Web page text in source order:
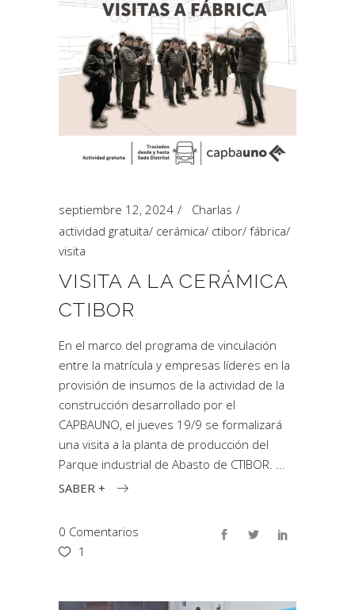
septiembre 12, 2024
Charlas
actividad gratuita/ cerámica/ ctibor/ fábrica/
visita
VISITA A LA CERÁMICA
CTIBOR
En el marco del programa de vinculación
entre la matrícula y empresas líderes en la
provisión de insumos de la actividad de la
construcción desarrollado por el
CAPBAUNO, el jueves 19/9 se formalizará
una visita a la planta de producción del
Parque industrial de Abasto de CTIBOR.
SABER +
0 Comentarios
1